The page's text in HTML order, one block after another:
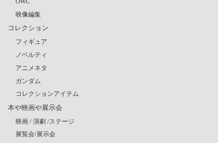
映像編集
コレクション
フィギュア
ノベルティ
アニメネタ
ガンダム
コレクションアイテム
本や映画や展示会
映画 / 演劇 /ステージ
展覧会/展示会